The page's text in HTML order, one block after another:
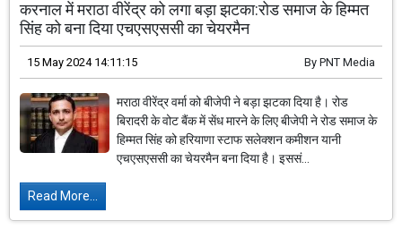
करनाल में मराठा वीरेंद्र को लगा बड़ा झटका:रोड समाज के हिम्मत
सिंह को बना दिया एचएसएससी का चेयरमैन
15 May 2024 14:11:15 By PNT Media
मराठा वीरेंद्र वर्मा को बीजेपी ने बड़ा झटका दिया है। रोड
बिरादरी के वोट बैंक में सेंध मारने के लिए बीजेपी ने रोड समाज के
हिम्मत सिंह को हरियाणा स्टाफ सलेक्शन कमीशन यानी
एचएसएससी का चेयरमैन बना दिया है। इससं...
Read More...